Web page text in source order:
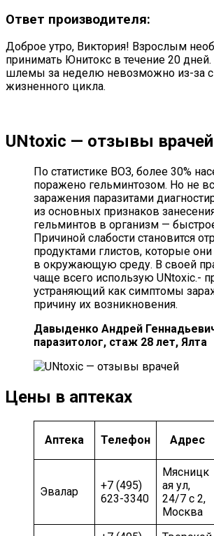
Ответ производителя:
Доброе утро, Виктория! Взрослым
принимать Юнитокс в течение 20
шлемы за неделю невозможно из-за
жизненного цикла.
UNtoxic — отзывы врачей
По статистике ВОЗ, более 30%
поражено гельминтозом. Но не
заражения паразитами
из основных признаков
гельминтов в организм —
Причиной слабости становится
продуктами глистов, которые
в окружающую среду. В своей
чаще всего использую UNtoxic.-
устраняющий как симптомы
причину их возникновения.
Давыденко Андрей
паразитолог, стаж 28 лет, Ялта
Цены в аптеках
Аптека Телефон Адрес
Эвалар
+7 (495)
623-3340
Мясницк
ая ул,
24/7 с 2,
Москва